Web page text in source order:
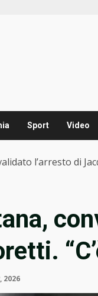
Sport Video
l’arresto di
2026